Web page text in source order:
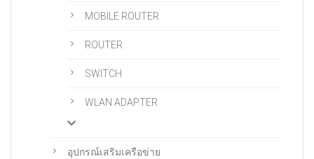
MOBILE ROUTER
ROUTER
SWITCH
WLAN ADAPTER
อุปกรณ์เสริมเครือข่าย